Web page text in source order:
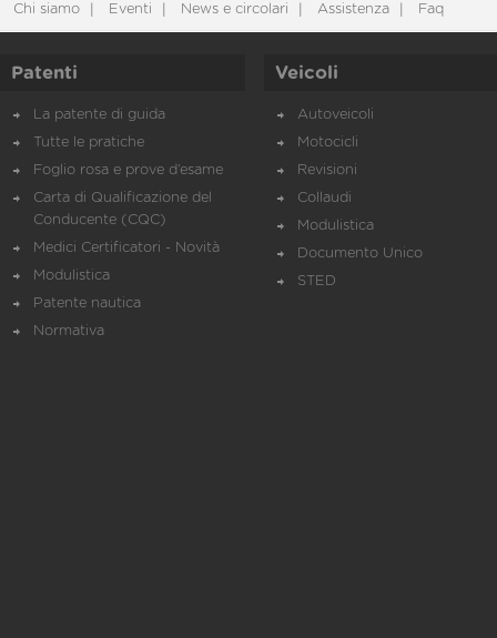
Chi siamo Eventi News e circolari Assistenza Faq
Patenti
La patente di guida
Tutte le pratiche
Foglio rosa e prove d’esame
Carta di Qualificazione del
Conducente (CQC)
Medici Certificatori - Novità
Modulistica
Patente nautica
Normativa
Veicoli
Autoveicoli
Motocicli
Revisioni
Collaudi
Modulistica
Documento Unico
STED